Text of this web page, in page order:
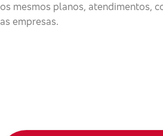
os mesmos planos, atendimentos,
as empresas.